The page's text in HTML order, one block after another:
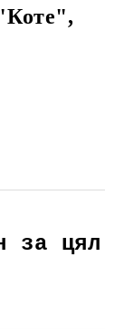
за цял